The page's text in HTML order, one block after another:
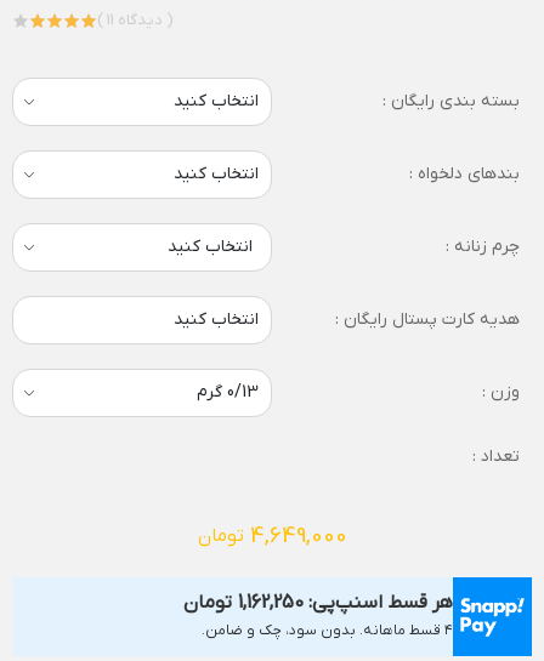
( 11 دیدگاه )
بسته بندی رایگان :
بندهای دلخواه :
چرم زنانه : انتخاب کنید
هدیه کارت پستال رایگان : انتخاب کنید
وزن :
تعداد :
4,649,000 تومان
هر قسط اسنپ‌پی: 1,162,250 تومان
۴ قسط ماهانه. بدون سود، چک و ضامن.